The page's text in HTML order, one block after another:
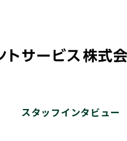
スタッフインタビュー